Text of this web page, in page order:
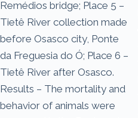
Remédios bridge; Place 5 –
Tietê River collection made
before Osasco city, Ponte
da Freguesia do Ó; Place 6 –
Tietê River after Osasco.
Results – The mortality and
behavior of animals were